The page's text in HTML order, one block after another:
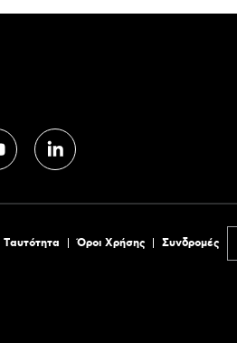
Tαυτότητα Όροι Χρήσης Συνδρομές